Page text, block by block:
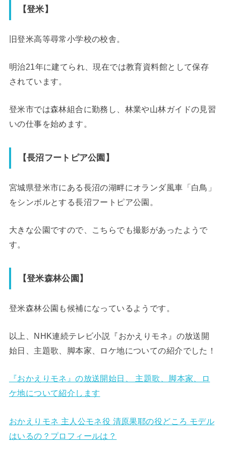
【登米】
旧登米高等尋常小学校の校舎。
明治21年に建てられ、現在では教育資料館として保存
されています。
登米市では森林組合に勤務し、林業や山林ガイドの見習
いの仕事を始めます。
【長沼フートピア公園】
宮城県登米市にある長沼の湖畔にオランダ風車「白鳥」
をシンボルとする長沼フートピア公園。
大きな公園ですので、こちらでも撮影があったようで
す。
【登米森林公園】
登米森林公園も候補になっているようです。
以上、NHK連続テレビ小説『おかえりモネ』の放送開
始日、主題歌、脚本家、ロケ地についての紹介でした！
『おかえりモネ』の放送開始日、 主題歌、脚本家、ロ
ケ地について紹介します
おかえりモネ 主人公モネ役 清原果耶の役どころ モデル
はいるの？プロフィールは？